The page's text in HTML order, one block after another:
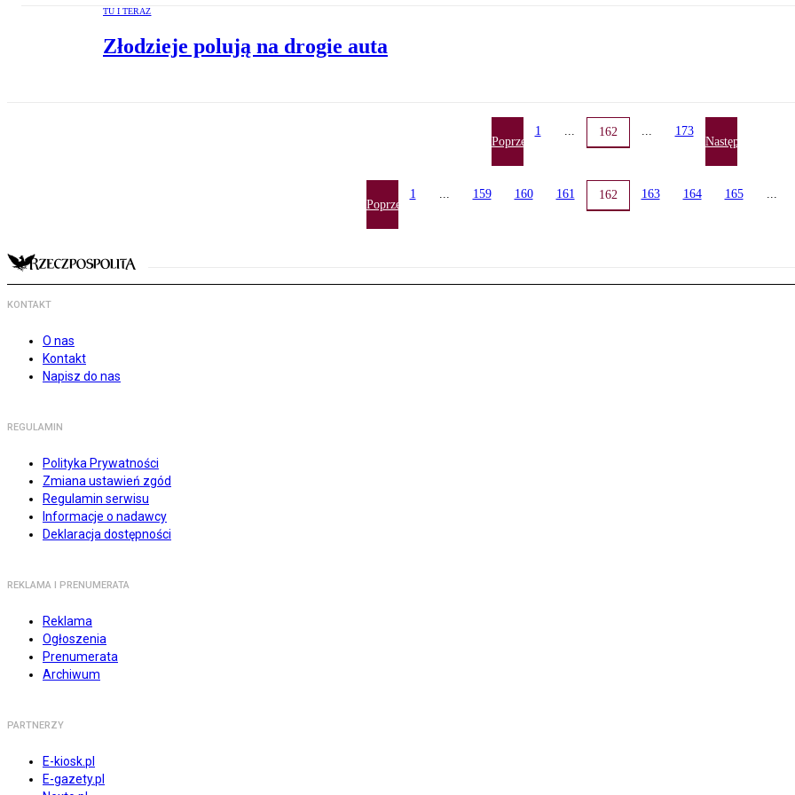
TU I TERAZ
Złodzieje polują na drogie auta
Poprzednia
1 ... 162 ... 173
Następna
Poprzednia
1 ... 159 160 161 162 163 164 165 ...
KONTAKT
O nas
Kontakt
Napisz do nas
REGULAMIN
Polityka Prywatności
Zmiana ustawień zgód
Regulamin serwisu
Informacje o nadawcy
Deklaracja dostępności
REKLAMA I PRENUMERATA
Reklama
Ogłoszenia
Prenumerata
Archiwum
PARTNERZY
E-kiosk.pl
E-gazety.pl